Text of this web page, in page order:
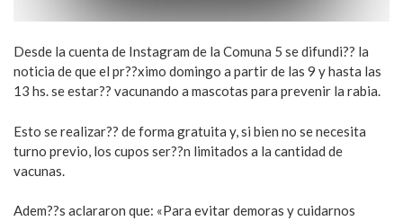
Desde la cuenta de Instagram de la Comuna 5 se difundi?? la
noticia de que el pr??ximo domingo a partir de las 9 y hasta las
13 hs. se estar?? vacunando a mascotas para prevenir la rabia.
Esto se realizar?? de forma gratuita y, si bien no se necesita
turno previo, los cupos ser??n limitados a la cantidad de
vacunas.
Adem??s aclararon que: «Para evitar demoras y cuidarnos